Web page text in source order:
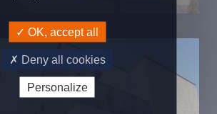
OK, accept all
Deny all cookies
Personalize